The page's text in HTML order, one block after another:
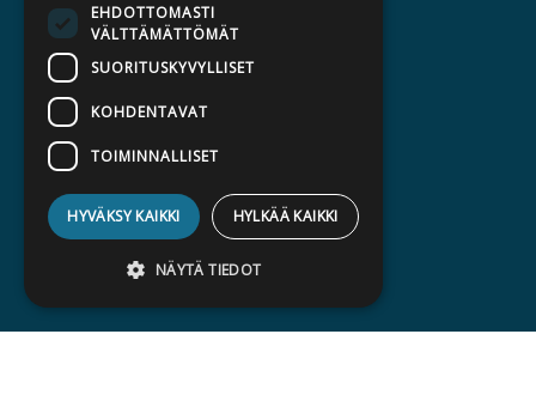
HALUATKO KIRJAILIJAKSI
LASKUTUSOSOITTEET
SILTALA.FI
E-JA ÄÄNIKIRJAT
ENNAKKOTILATTAVAT
EHDOTTOMASTI
VÄLTTÄMÄTTÖMÄT
SUORITUSKYVYLLISET
KOHDENTAVAT
TOIMINNALLISET
HYVÄKSY KAIKKI HYLKÄÄ KAIKKI
NÄYTÄ TIEDOT